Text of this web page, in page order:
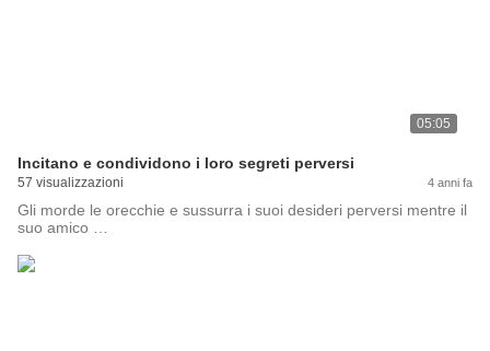
05:05
Incitano e condividono i loro segreti perversi
57 visualizzazioni 4 anni fa
Gli morde le orecchie e sussurra i suoi desideri perversi mentre il
suo amico …